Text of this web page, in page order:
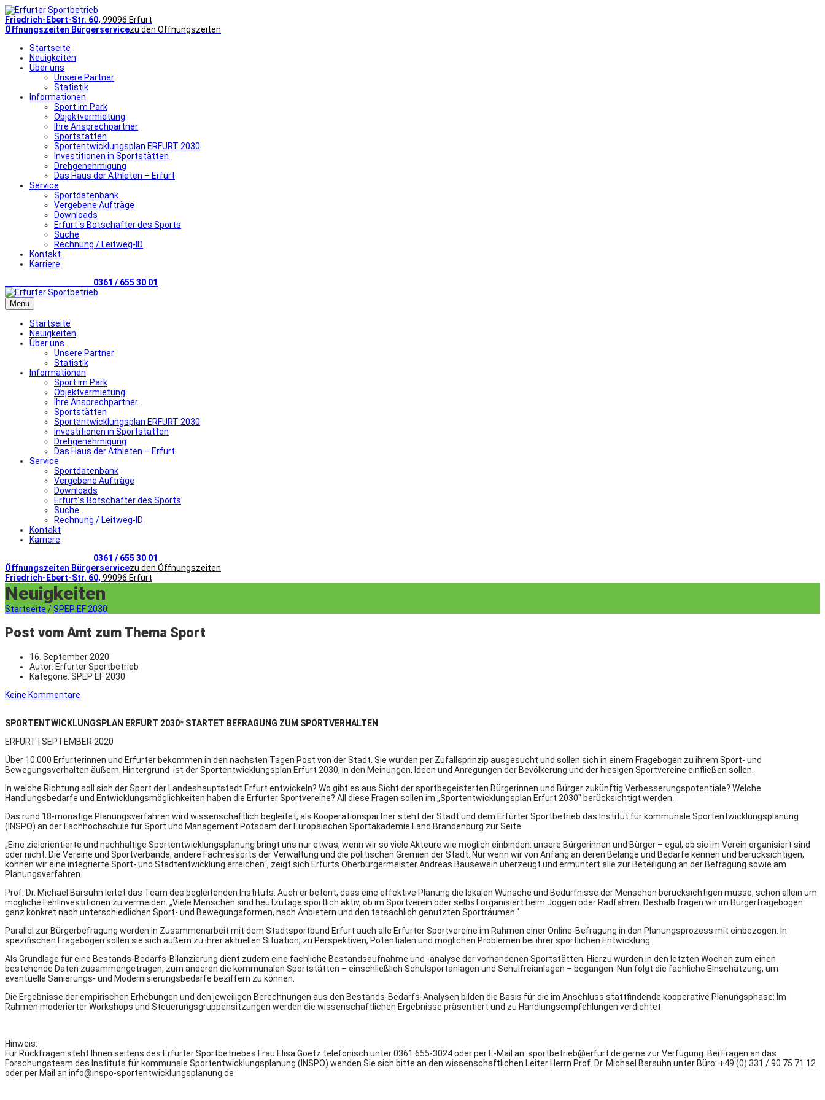
Friedrich-Ebert-Str. 60, 99096 Erfurt
Öffnungszeiten Bürgerservicezu den Öffnungszeiten
Startseite
Neuigkeiten
Über uns
Unsere Partner
Statistik
Informationen
Sport im Park
Objektvermietung
Ihre Ansprechpartner
Sportstätten
Sportentwicklungsplan ERFURT 2030
Investitionen in Sportstätten
Drehgenehmigung
Das Haus der Athleten – Erfurt
Service
Sportdatenbank
Vergebene Aufträge
Downloads
Erfurt´s Botschafter des Sports
Suche
Rechnung / Leitweg-ID
Kontakt
Karriere
0361 / 655 30 01
Menu
Startseite
Neuigkeiten
Über uns
Unsere Partner
Statistik
Informationen
Sport im Park
Objektvermietung
Ihre Ansprechpartner
Sportstätten
Sportentwicklungsplan ERFURT 2030
Investitionen in Sportstätten
Drehgenehmigung
Das Haus der Athleten – Erfurt
Service
Sportdatenbank
Vergebene Aufträge
Downloads
Erfurt´s Botschafter des Sports
Suche
Rechnung / Leitweg-ID
Kontakt
Karriere
0361 / 655 30 01
Öffnungszeiten Bürgerservicezu den Öffnungszeiten
Friedrich-Ebert-Str. 60, 99096 Erfurt
Neuigkeiten
Startseite /SPEP EF 2030
Post vom Amt zum Thema Sport
16. September 2020
Autor: Erfurter Sportbetrieb
Kategorie: SPEP EF 2030
Keine Kommentare
SPORTENTWICKLUNGSPLAN ERFURT 2030* STARTET BEFRAGUNG ZUM SPORTVERHALTEN
ERFURT | SEPTEMBER 2020
Über 10.000 Erfurterinnen und Erfurter bekommen in den nächsten Tagen Post von der Stadt. Sie wurden per Zufallsprinzip ausgesucht und sollen sich in einem Fragebogen zu ihrem Sport- und
Bewegungsverhalten äußern. Hintergrund ist der Sportentwicklungsplan Erfurt 2030, in den Meinungen, Ideen und Anregungen der Bevölkerung und der hiesigen Sportvereine einfließen sollen.
In welche Richtung soll sich der Sport der Landeshauptstadt Erfurt entwickeln? Wo gibt es aus Sicht der sportbegeisterten Bürgerinnen und Bürger zukünftig Verbesserungspotentiale? Welche
Handlungsbedarfe und Entwicklungsmöglichkeiten haben die Erfurter Sportvereine? All diese Fragen sollen im „Sportentwicklungsplan Erfurt 2030″ berücksichtigt werden.
Das rund 18-monatige Planungsverfahren wird wissenschaftlich begleitet, als Kooperationspartner steht der Stadt und dem Erfurter Sportbetrieb das Institut für kommunale Sportentwicklungsplanung
(INSPO) an der Fachhochschule für Sport und Management Potsdam der Europäischen Sportakademie Land Brandenburg zur Seite.
„Eine zielorientierte und nachhaltige Sportentwicklungsplanung bringt uns nur etwas, wenn wir so viele Akteure wie möglich einbinden: unsere Bürgerinnen und Bürger – egal, ob sie im Verein organisiert sind
oder nicht. Die Vereine und Sportverbände, andere Fachressorts der Verwaltung und die politischen Gremien der Stadt. Nur wenn wir von Anfang an deren Belange und Bedarfe kennen und berücksichtigen,
können wir eine integrierte Sport- und Stadtentwicklung erreichen“, zeigt sich Erfurts Oberbürgermeister Andreas Bausewein überzeugt und ermuntert alle zur Beteiligung an der Befragung sowie am
Planungsverfahren.
Prof. Dr. Michael Barsuhn leitet das Team des begleitenden Instituts. Auch er betont, dass eine effektive Planung die lokalen Wünsche und Bedürfnisse der Menschen berücksichtigen müsse, schon allein um
mögliche Fehlinvestitionen zu vermeiden. „Viele Menschen sind heutzutage sportlich aktiv, ob im Sportverein oder selbst organisiert beim Joggen oder Radfahren. Deshalb fragen wir im Bürgerfragebogen
ganz konkret nach unterschiedlichen Sport- und Bewegungsformen, nach Anbietern und den tatsächlich genutzten Sporträumen.“
Parallel zur Bürgerbefragung werden in Zusammenarbeit mit dem Stadtsportbund Erfurt auch alle Erfurter Sportvereine im Rahmen einer Online-Befragung in den Planungsprozess mit einbezogen. In
spezifischen Fragebögen sollen sie sich äußern zu ihrer aktuellen Situation, zu Perspektiven, Potentialen und möglichen Problemen bei ihrer sportlichen Entwicklung.
Als Grundlage für eine Bestands-Bedarfs-Bilanzierung dient zudem eine fachliche Bestandsaufnahme und -analyse der vorhandenen Sportstätten. Hierzu wurden in den letzten Wochen zum einen
bestehende Daten zusammengetragen, zum anderen die kommunalen Sportstätten – einschließlich Schulsportanlagen und Schulfreianlagen – begangen. Nun folgt die fachliche Einschätzung, um
eventuelle Sanierungs- und Modernisierungsbedarfe beziffern zu können.
Die Ergebnisse der empirischen Erhebungen und den jeweiligen Berechnungen aus den Bestands-Bedarfs-Analysen bilden die Basis für die im Anschluss stattfindende kooperative Planungsphase: Im
Rahmen moderierter Workshops und Steuerungsgruppensitzungen werden die wissenschaftlichen Ergebnisse präsentiert und zu Handlungsempfehlungen verdichtet.
Hinweis:
Für Rückfragen steht Ihnen seitens des Erfurter Sportbetriebes Frau Elisa Goetz telefonisch unter 0361 655-3024 oder per E-Mail an: sportbetrieb@erfurt.de gerne zur Verfügung. Bei Fragen an das
Forschungsteam des Instituts für kommunale Sportentwicklungsplanung (INSPO) wenden Sie sich bitte an den wissenschaftlichen Leiter Herrn Prof. Dr. Michael Barsuhn unter Büro: +49 (0) 331 / 90 75 71 12
oder per Mail an info@inspo-sportentwicklungsplanung.de